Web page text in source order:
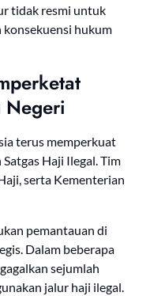
tidak resmi untuk
hukum
Negeri
terus memperkuat
Haji Ilegal. Tim
serta Kementerian
pemantauan di
Dalam beberapa
sejumlah
jalur haji ilegal.